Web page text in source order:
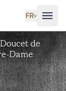
FR˅
de
Dame